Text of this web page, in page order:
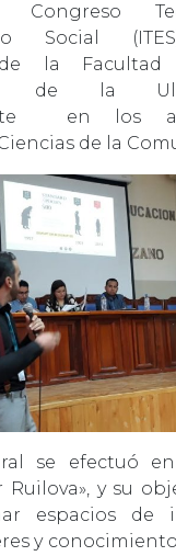
Social
la Facultad
de la
en los
de la
se efectuó
Ruilova», y su
espacios de
y